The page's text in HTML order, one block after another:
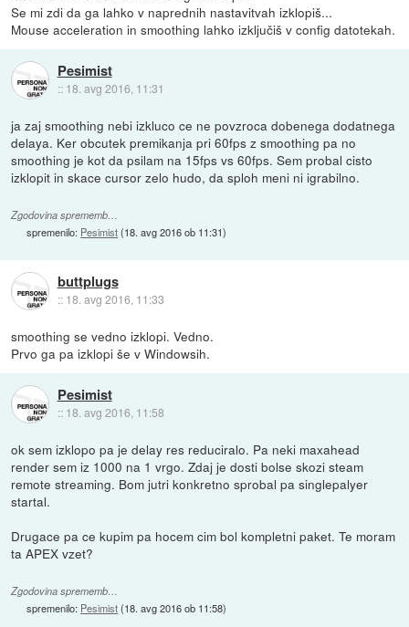
Se mi zdi da ga lahko v naprednih nastavitvah izklopiš...
Mouse acceleration in smoothing lahko izključiš v config datotekah.
Pesimist
:: 18. avg 2016, 11:31
ja zaj smoothing nebi izkluco ce ne povzroca dobenega dodatnega
delaya. Ker obcutek premikanja pri 60fps z smoothing pa no
smoothing je kot da psilam na 15fps vs 60fps. Sem probal cisto
izklopit in skace cursor zelo hudo, da sploh meni ni igrabilno.
Zgodovina sprememb…
spremenilo: Pesimist(18. avg 2016 ob 11:31)
buttplugs
:: 18. avg 2016, 11:33
smoothing se vedno izklopi. Vedno.
Prvo ga pa izklopi še v Windowsih.
Pesimist
:: 18. avg 2016, 11:58
ok sem izklopo pa je delay res reduciralo. Pa neki maxahead
render sem iz 1000 na 1 vrgo. Zdaj je dosti bolse skozi steam
remote streaming. Bom jutri konkretno sprobal pa singlepalyer
startal.
Drugace pa ce kupim pa hocem cim bol kompletni paket. Te moram
ta APEX vzet?
Zgodovina sprememb…
spremenilo: Pesimist(18. avg 2016 ob 11:58)